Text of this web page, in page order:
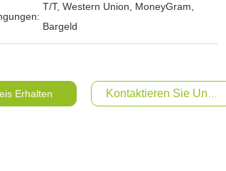
T/T, Western Union, MoneyGram,
Bargeld
Erhalten Kontaktieren Sie Uns